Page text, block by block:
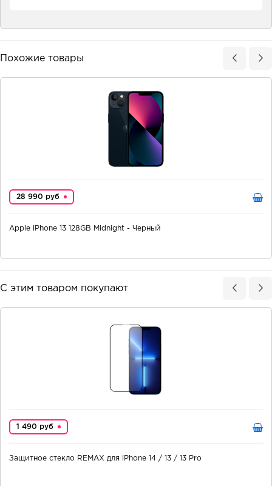
Похожие товары
28 990 руб
Apple iPhone 13 128GB Midnight - Черный
С этим товаром покупают
1 490 руб
Защитное стекло REMAX для iPhone 14 / 13 / 13 Pro